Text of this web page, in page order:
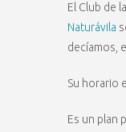
El Club de
Naturávila
decíamos, el
Su horario
Es un plan